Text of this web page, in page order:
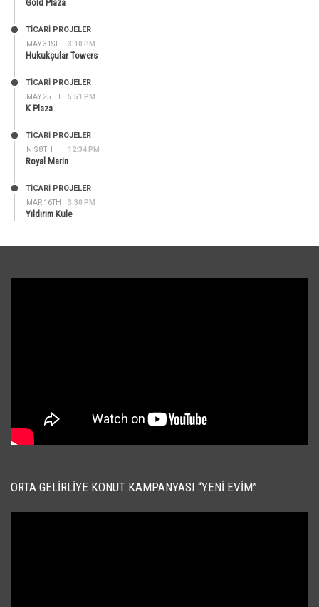
Gold Plaza
MAY 31ST 3:10 PM
TİCARİ PROJELER
Hukukçular Towers
MAY 25TH 5:51 PM
TİCARİ PROJELER
K Plaza
NIS 8TH 12:34 PM
TİCARİ PROJELER
Royal Marin
MAR 16TH 3:30 PM
TİCARİ PROJELER
Yıldırım Kule
ORTA GELIRLIYE KONUT KAMPANYASI “YENI EVIM”